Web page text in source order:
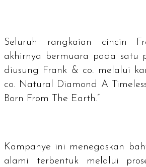
Seluruh rangkaian cincin
akhirnya bermuara pada satu
diusung Frank & co. melalui
co. Natural Diamond A
Born From The Earth.”
Kampanye ini menegaskan
alami terbentuk melalui